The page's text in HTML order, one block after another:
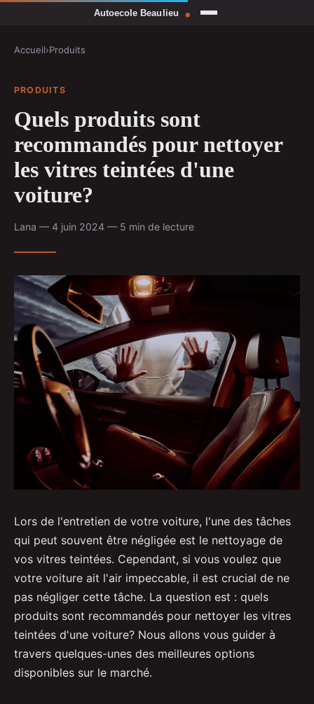
Accueil›Produits
PRODUITS
Quels produits sont
recommandés pour nettoyer
les vitres teintées d'une
voiture?
Lana — 4 juin 2024 — 5 min de lecture
Lors de l'entretien de votre voiture, l'une des tâches
qui peut souvent être négligée est le nettoyage de
vos vitres teintées. Cependant, si vous voulez que
votre voiture ait l'air impeccable, il est crucial de ne
pas négliger cette tâche. La question est : quels
produits sont recommandés pour nettoyer les vitres
teintées d'une voiture? Nous allons vous guider à
travers quelques-unes des meilleures options
disponibles sur le marché.